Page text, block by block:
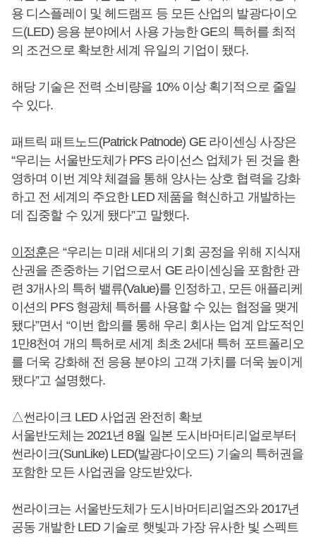
용 디스플레이 및 헤드램프 등 모든 산업의 발광다이오
드(LED) 응용 분야에서 사용 가능한 GE의 특허를 최적
의 조건으로 확보한 세계 유일의 기업이 됐다.
해당 기술은 전력 소비량을 10% 이상 획기적으로 줄일
수 있다.
패트릭 패트노드(Patrick Patnode) GE 라이센싱 사장은
“우리는 서울반도체가 PFS 라이선스 업체가 된 것을 환
영하며 이번 계약 체결을 통해 양사는 상호 협력을 강화
하고 전 세계의 주요한 LED 제품을 혁신하고 개발하는
데 집중할 수 있게 됐다”고 말했다.
이정훈은 “우리는 미래 세대의 기회 공정을 위해 지식재
산권을 존중하는 기업으로서 GE 라이센싱을 포함한 관
련 3개사의 특허 밸류(Value)를 인정하고, 모든 애플리케
이션의 PFS 형광체 특허를 사용할 수 있는 협정을 맺게
됐다”면서 “이번 합의를 통해 우리 회사는 업계 압도적인
1만8천여 개의 특허로 세계 최초 2세대 특허 포트폴리오
를 더욱 강화해 전 응용 분야의 고객 가치를 더욱 높이게
됐다”고 설명했다.
△썬라이크 LED 사업권 완전히 확보
서울반도체는 2021년 8월 일본 도시바머티리얼로부터
썬라이크(SunLike) LED(발광다이오드) 기술의 특허권을
포함한 모든 사업권을 양도받았다.
썬라이크는 서울반도체가 도시바머티리얼즈와 2017년
공동 개발한 LED 기술로 햇빛과 가장 유사한 빛 스펙트